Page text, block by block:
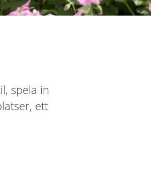
spela in
ett